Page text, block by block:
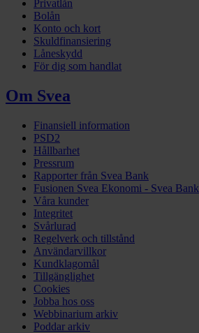
Privatlån
Bolån
Konto och kort
Skuldfinansiering
Låneskydd
För dig som handlat
Om Svea
Finansiell information
PSD2
Hållbarhet
Pressrum
Rapporter från Svea Bank
Fusionen Svea Ekonomi - Svea Bank
Våra kunder
Integritet
Svårlurad
Regelverk och tillstånd
Användarvillkor
Kundklagomål
Tillgänglighet
Cookies
Jobba hos oss
Webbinarium arkiv
Poddar arkiv